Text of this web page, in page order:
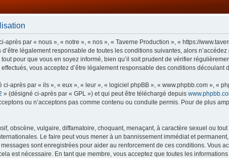
après par « nous », « notre », « nos », « Taverne Production », « https://
légalement responsable de toutes les conditions suivantes, alors
pour que vous en soyez informé, bien qu’il soit prudent de vérifier
vous acceptez d’être légalement responsable des conditions découlant
après par « ils », « eux », « leur », « logiciel phpBB », « www.phpbb.com », «
» (désigné ci-après par « GPL ») et qui peut être téléchargé depuis
ou n’acceptons pas comme contenu ou conduite permis. Pour de plus
obscène, vulgaire, diffamatoire, choquant, menaçant, à caractère sexuel ou
Le faire peut vous mener à un bannissement immédiat et
sont enregistrées pour aider au renforcement de ces conditions. Vous
est nécessaire. En tant que membre, vous acceptez que toutes les